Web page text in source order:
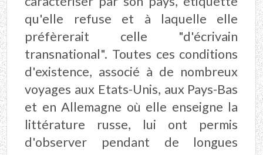
qu'elle refuse et à laquelle elle
préfèrerait celle "d'écrivain
transnational". Toutes ces conditions
d'existence, associé à de nombreux
voyages aux Etats-Unis, aux Pays-Bas
et en Allemagne où elle enseigne la
littérature russe, lui ont permis
d'observer pendant de longues